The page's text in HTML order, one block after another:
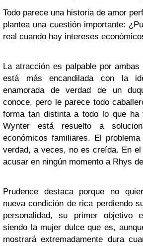
Todo parece una historia de amor
plantea una cuestión importante:
real cuando hay intereses
La atracción es palpable por
está más encandilada con la
enamorada de verdad de un
conoce, pero le parece todo
forma tan distinta a todo lo que ha
Wynter está resuelto a
económicos familiares. El
verdad, a veces, no es creída. En el
acusar en ningún momento a Rhys
Prudence destaca porque no
nueva condición de rica perdiendo
personalidad, su primer objetivo
siendo la mujer dulce que es,
mostrará extremadamente dura